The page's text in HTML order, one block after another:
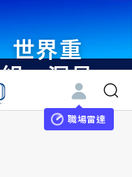
世界重
組・洞見
未來 與
世界領袖
職場雷達